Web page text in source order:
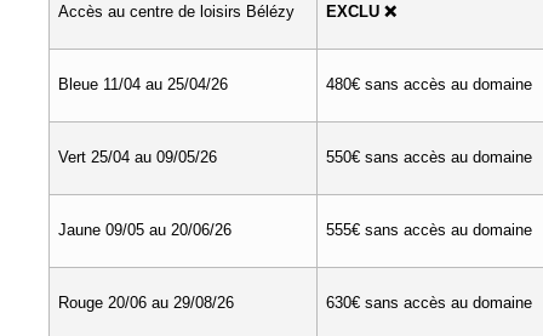
Accès au centre de loisirs Bélézy EXCLU ❌
Bleue 11/04 au 25/04/26 480€ sans accès au domaine
Vert 25/04 au 09/05/26 550€ sans accès au domaine
Jaune 09/05 au 20/06/26 555€ sans accès au domaine
Rouge 20/06 au 29/08/26 630€ sans accès au domaine